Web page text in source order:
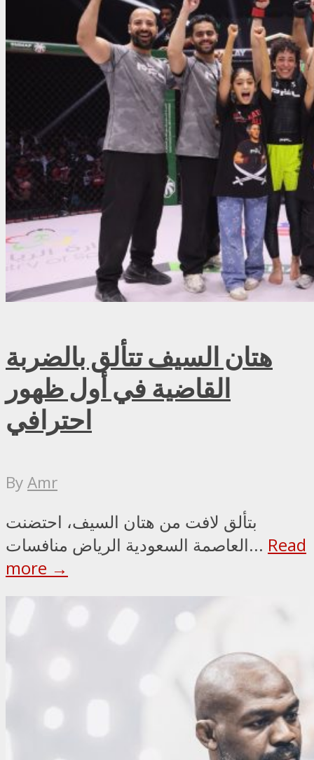
هتان السيف تتألق بالضربة
القاضية في أول ظهور
احترافي
ByAmr
بتألق لافت من هتان السيف، احتضنت
العاصمة السعودية الرياض منافسات... Read
more →